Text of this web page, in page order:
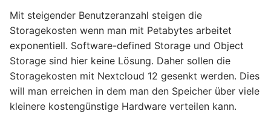
Mit steigender Benutzeranzahl steigen die
Storagekosten wenn man mit Petabytes arbeitet
exponentiell. Software-defined Storage und Object
Storage sind hier keine Lösung. Daher sollen die
Storagekosten mit Nextcloud 12 gesenkt werden. Dies
will man erreichen in dem man den Speicher über viele
kleinere kostengünstige Hardware verteilen kann.